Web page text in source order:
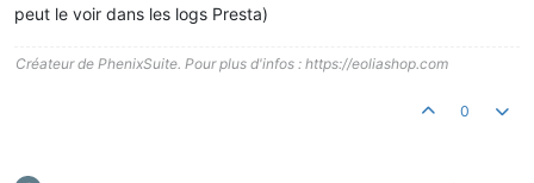
peut le voir dans les logs Presta)
Créateur de PhenixSuite. Pour plus d'infos : https://eoliashop.com
0